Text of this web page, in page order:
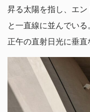
昇る太陽を指し、エ
と一直線に並んでい
正午の直射日光に垂直